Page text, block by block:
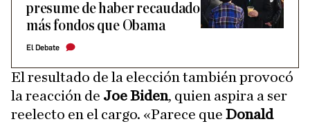
presume de haber recaudado
más fondos que Obama
El Debate
El resultado de la elección también provocó
la reacción de Joe Biden, quien aspira a ser
reelecto en el cargo. «Parece que Donald